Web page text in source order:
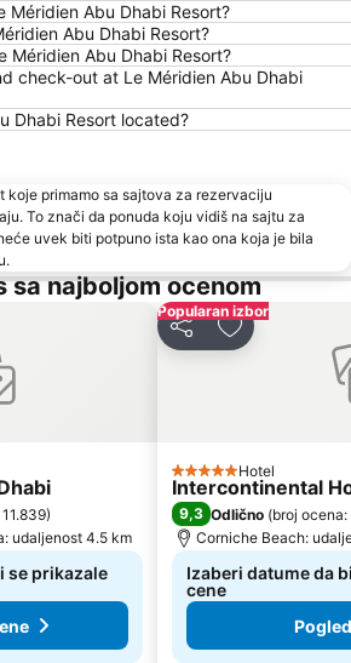
Méridien Abu Dhabi Resort?
Abu Dhabi Resort?
Méridien Abu Dhabi Resort?
check-out at Le Méridien Abu Dhabi
Dhabi Resort located?
koje primamo sa sajtova za rezervaciju
To znači da ponuda koju vidiš na sajtu za
uvek biti potpuno ista kao ona koja je bila
sa najboljom ocenom
)
udaljenost 4.5 km
se prikazale
Popularan izbor
Deli Dodati u
5 Zvezdice
Hotel
Intercontinental
9,3 Odlično (broj ocena:
Corniche Beach:
Izaberi datume da
cene